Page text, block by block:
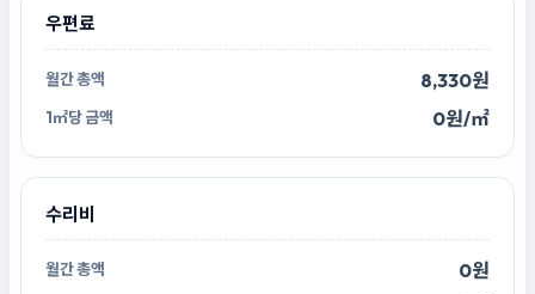
우편료
8,330원
0원/㎡
수리비
0원